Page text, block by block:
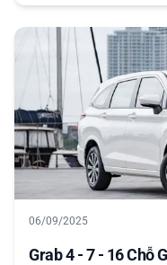
06/09/2025
Grab 4 - 7 - 16 Chỗ